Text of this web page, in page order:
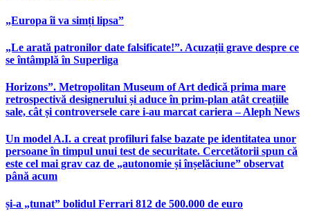
„Europa îi va simți lipsa”
„Le arată patronilor date falsificate!”. Acuzații grave despre ce
se întâmplă în Superliga
Horizons”. Metropolitan Museum of Art dedică prima mare
retrospectivă designerului și aduce în prim-plan atât creațiile
sale, cât și controversele care i-au marcat cariera – Aleph News
Un model A.I. a creat profiluri false bazate pe identitatea unor
persoane în timpul unui test de securitate. Cercetătorii spun că
este cel mai grav caz de „autonomie și înșelăciune” observat
până acum
și-a „tunat” bolidul Ferrari 812 de 500.000 de euro